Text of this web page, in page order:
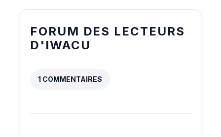
FORUM DES LECTEURS
D'IWACU
1 COMMENTAIRES